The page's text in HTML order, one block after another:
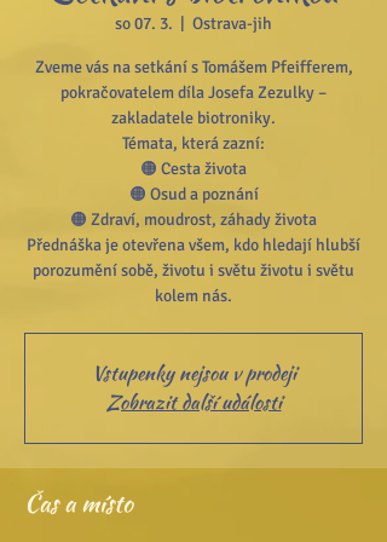
so 07. 3. Ostrava-jih
Zveme vás na setkání s Tomášem Pfeifferem,
pokračovatelem díla Josefa Zezulky –
zakladatele biotroniky.
Témata, která zazní:
🟠 Cesta života
🟠 Osud a poznání
🟠 Zdraví, moudrost, záhady života
Přednáška je otevřena všem, kdo hledají hlubší
porozumění sobě, životu i světu životu i světu
Vstupenky nejsou v prodeji
Zobrazit další události
Čas a místo